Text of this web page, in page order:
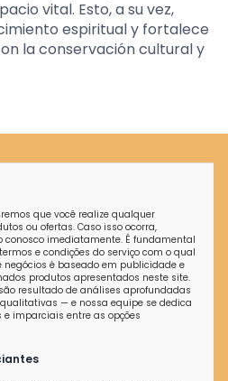
vital. Esto, a su vez,
espiritual y fortalece
la conservación cultural y
que você realize qualquer
ou ofertas. Caso isso ocorra,
conosco imediatamente. É fundamental
e condições do serviço com o qual
negócios é baseado em publicidade e
produtos apresentados neste site.
resultado de análises aprofundadas
— e nossa equipe se dedica
imparciais entre as opções